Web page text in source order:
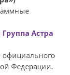
Астра
официального
Федерации.